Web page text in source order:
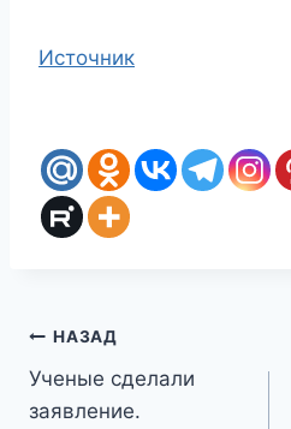
Источник
Навигация
по
НАЗАД
Ученые сделали
заявление.